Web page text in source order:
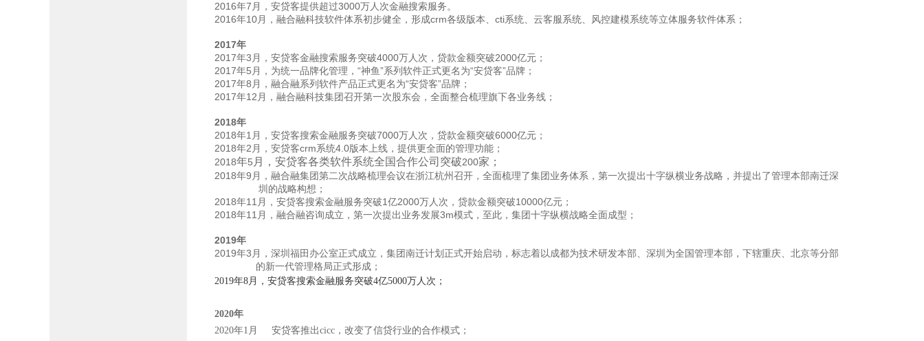
2016年7 月，安贷客提供超过3000万人次金融搜索服务。
2016年10月，融合融科技软件体系初步健全，形成crm各级版本、 cti系统、云客服系统、风控建模系统等立体服务软件体系；
2017年
2017年3 月，安贷客金融搜索服务突破4000万人次，贷款金额突破2000亿元；
2017年5 月，为统一品牌化管理， “神鱼”系列软件正式更名为“安贷客”品牌；
2017年8 月，融合融系列软件产品正式更名为“安贷客”品牌；
2017年12 月，融合融科技集团召开第一次股东会，全面整合梳理旗下各业务线；
2018年
2018年1 月，安贷客搜索金融服务突破7000万人次，贷款金额突破6000亿元；
2018年2 月，安贷客crm系统4.0版本上线，提供更全面的管理功能；
2018年5 月，安贷客各类软件系统全国合作公司突破200家；
2018年9 月，融合融集团第二次战略梳理会议在浙江杭州召开，全面梳理了集团业务体系，第一次提出十字纵横业务战略，并提出了管理本部南迁深
圳的战略构想；
2018年11 月，安贷客搜索金融服务突破1 亿2000万人次，贷款金额突破10000亿元；
2018年11 月，融合融咨询成立，第一次提出业务发展3m模式，至此，集团十字纵横战略全面成型；
2019年
2019年3 月，深圳福田办公室正式成立，集团南迁计划正式开始启动，标志着以成都为技术研发本部、深圳为全国管理本部，下辖重庆、北京等分部
的新一代管理格局正式形成；
2019年8月，安贷客搜索金融服务突破4亿5000万人次；
2020年
2020年1月 安贷客推出cicc，改变了信贷行业的合作模式；